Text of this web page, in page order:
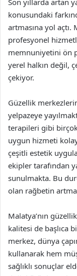
Son yıllarda artan
konusundaki
artmasına yol açtı.
profesyonel
memnuniyetini ön
yerel halkın değil,
çekiyor.
Güzellik
yelpazeye
terapileri gibi
uygun hizmeti
çeşitli estetik
ekipler tarafından
sunulmakta. Bu
olan rağbetin
Malatya’nın
kalitesi de başlıca
merkez, dünya
kullanarak hem
sağlıklı sonuçlar